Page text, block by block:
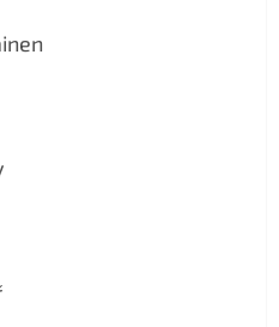
je 5 z 5 hviezdičiek.
je 5 z 5 hviezdičiek.
je 5 z 5 hviezdičiek.